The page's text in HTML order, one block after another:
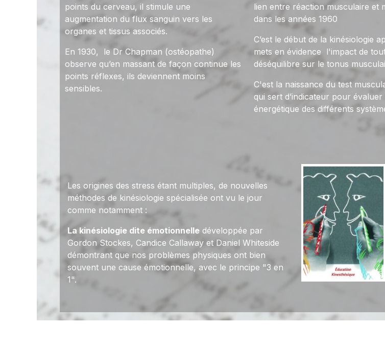
Les origines des stress étant multiples, de nouvelles
méthodes de kinésiologie spécialisée ont vu le jour
comme notamment :
La kinésiologie dite émotionnelle développée par
Gordon Stockes, Candice Callaway et Daniel Whiteside
démontrant que nos problèmes physiques ont bien
souvent une cause émotionnelle, avec le principe "3 en
1".
points du cerveau, il stimule une
augmentation du flux sanguin vers les
organes et tissus associés.
En 1930, le Dr Chapman (ostéopathe)
observe qu’en massant de façon continue les
points réflexes, ils deviennent moins
sensibles.
lien entre réaction musculaire et
dans les années 1960
C’est le début de la kinésiologie
mets en évidence l'impact de
déséquilibre sur le tonus
C'est la naissance du test
qui sert d’indicateur pour évaluer
énergétique des différents